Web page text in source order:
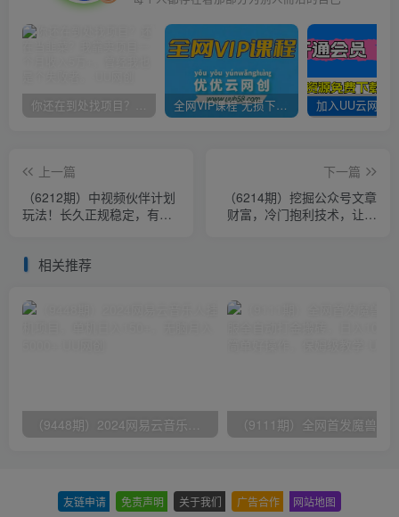
你还在到处找项目？还在当韭菜？我靠卖项目一个月收入5万+，曾经我也是个失败者。 全网VIP课程 无损下载~
上一篇
（6212期）中视频伙伴计划
玩法！长久正规稳定，有播
下一篇
（6214期）挖掘公众号文章
财富，冷门抱利技术，让你
相关推荐
友链申请 免责声明 关于我们 广告合作 网站地图